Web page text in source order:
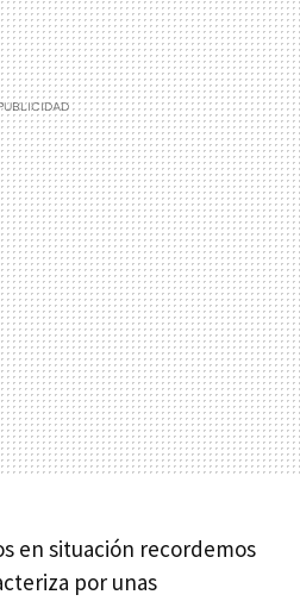
en situación recordemos
por unas